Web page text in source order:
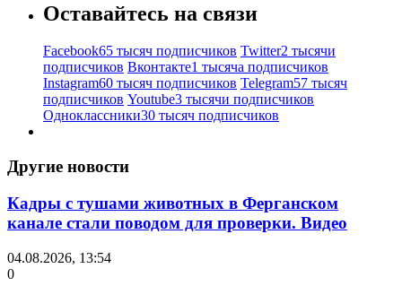
Оставайтесь на связи
Facebook65 тысяч подписчиков Twitter2 тысячи
подписчиков Вконтакте1 тысяча подписчиков
Instagram60 тысяч подписчиков Telegram57 тысяч
подписчиков Youtube3 тысячи подписчиков
Одноклассники30 тысяч подписчиков
Другие новости
Кадры с тушами животных в Ферганском
канале стали поводом для проверки. Видео
04.08.2026, 13:54
0